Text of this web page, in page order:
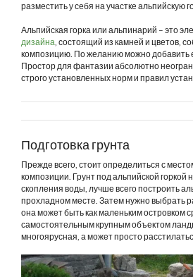
разместить у себя на участке альпийскую
Альпийская горка или альпинарий – это
дизайна, состоящий из камней и цветов,
композицию. По желанию можно добавить
Простор для фантазии абсолютно
строго установленных норм и правил
Подготовка грунта
Прежде всего, стоит определиться с
композиции. Грунт под альпийской
скопления воды, лучше всего построить
прохладном месте. Затем нужно выбрать
она может быть как маленьким островком
самостоятельным крупным объектом
многоярусная, а может просто